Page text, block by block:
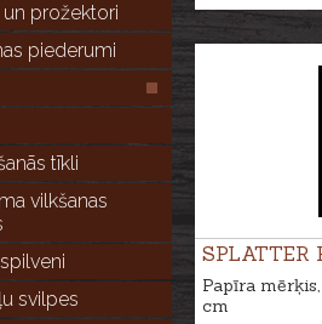
un prožektori
piederumi
tīkli
vilkšanas
svilpes
SPLATTER
Papīra
cm